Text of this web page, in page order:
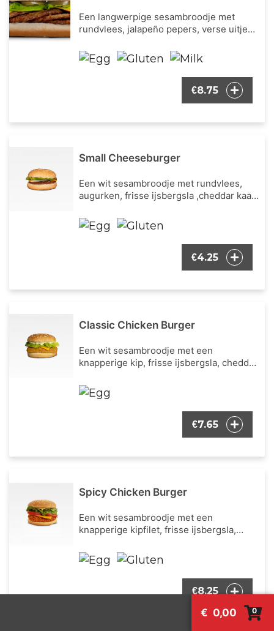
€ 0,00 0
Een langwerpige sesambroodje met
rundvlees, jalapeño pepers, verse uitjes,
en onze bekende burger dressing.
€8.75
Small Cheeseburger
Een wit sesambroodje met rundvlees,
augurken, frisse ijsbergsla ,cheddar kaas
€4.25
Classic Chicken Burger
Een wit sesambroodje met een
knapperige kip, frisse ijsbergsla, cheddar
€7.65
Spicy Chicken Burger
Een wit sesambroodje met een
knapperige kipfilet, frisse ijsbergsla,
bekende burger dressing.
€8.25